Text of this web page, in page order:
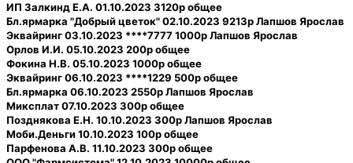
ИП Залкинд Е.А. 01.10.2023 3120р общее
Бл.ярмарка "Добрый цветок" 02.10.2023 9213р Лапшов Ярослав
Эквайринг 03.10.2023 ****7777 1000р Лапшов Ярослав
Орлов И.И. 05.10.2023 200р общее
Фокина Н.В. 05.10.2023 1000р общее
Эквайринг 06.10.2023 ****1229 500р общее
Бл.ярмарка 06.10.2023 2550р Лапшов Ярослав
Миксплат 07.10.2023 300р общее
Позднякова Е.Н. 10.10.2023 300р Лапшов Ярослав
Моби.Деньги 10.10.2023 100р общее
Парфенова А.В. 11.10.2023 300р общее